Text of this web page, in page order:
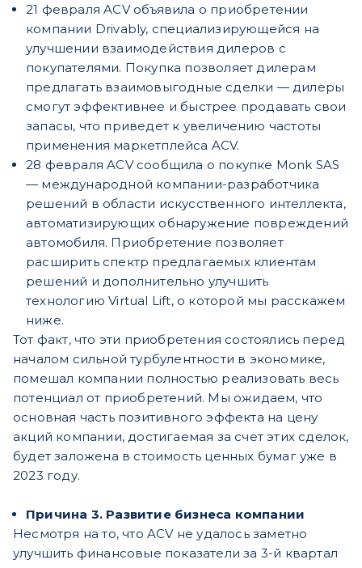
21 февраля ACV объявила о приобретении
компании Drivably, специализирующейся на
улучшении взаимодействия дилеров с
покупателями. Покупка позволяет дилерам
предлагать взаимовыгодные сделки — дилеры
смогут эффективнее и быстрее продавать свои
запасы, что приведет к увеличению частоты
применения маркетплейса ACV.
28 февраля ACV сообщила о покупке Monk SAS
— международной компании-разработчика
решений в области искусственного интеллекта,
автоматизирующих обнаружение повреждений
автомобиля. Приобретение позволяет
расширить спектр предлагаемых клиентам
решений и дополнительно улучшить
технологию Virtual Lift, о которой мы расскажем
ниже.
Тот факт, что эти приобретения состоялись перед
началом сильной турбулентности в экономике,
помешал компании полностью реализовать весь
потенциал от приобретений. Мы ожидаем, что
основная часть позитивного эффекта на цену
акций компании, достигаемая за счет этих сделок,
будет заложена в стоимость ценных бумаг уже в
2023 году.
Причина 3. Развитие бизнеса компании
Несмотря на то, что ACV не удалось заметно
улучшить финансовые показатели за 3-й квартал